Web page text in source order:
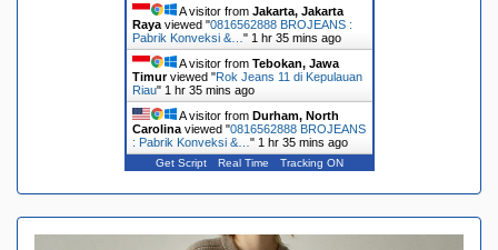
A visitor from Jakarta, Jakarta
Rayaviewed "0816562888 BROJEANS :
Pabrik Konveksi &… " 1 hr 35 mins ago
A visitor from Tebokan, Jawa
Timurviewed "Rok Jeans 11 di Kepulauan
Riau" 1 hr 35 mins ago
A visitor from Durham, North
Carolinaviewed "0816562888 BROJEANS
: Pabrik Konveksi &… " 1 hr 35 mins ago
Get Script Real Time Tracking ON